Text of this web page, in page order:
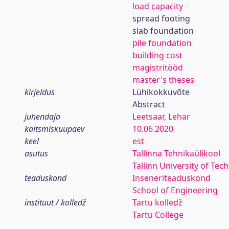
load capacity
spread footing
slab foundation
pile foundation
building cost
magistritööd
master's theses
kirjeldus
Lühikokkuvõte
Abstract
juhendaja
Leetsaar, Lehar
kaitsmiskuupäev
10.06.2020
keel
est
asutus
Tallinna Tehnikaülikool
Tallinn University of
teaduskond
Inseneriteaduskond
School of Engineering
instituut / kolledž
Tartu kolledž
Tartu College